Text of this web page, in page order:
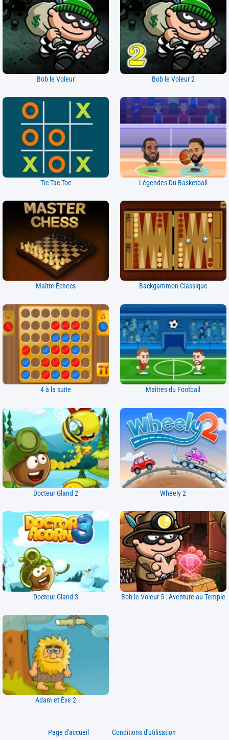
Bob le Voleur Bob le Voleur 2
Tic Tac Toe Légendes Du Basketball
Maître Échecs Backgammon Classique
4 à la suite Maîtres du Football
Docteur Gland 2 Wheely 2
Docteur Gland 3 Bob le Voleur 5 : Aventure au Temple
Adam et Ève 2
Page d'accueil Conditions d'utilisation